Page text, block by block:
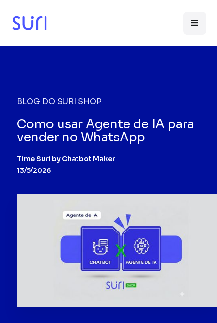
BLOG DO SURI SHOP
Como usar Agente de IA para
vender no WhatsApp
Time Suri by Chatbot Maker
13/5/2026